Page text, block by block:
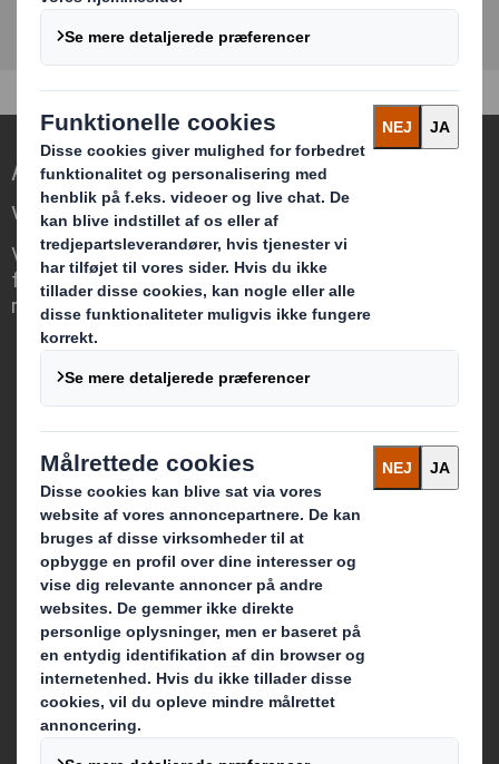
At gentænke emballage til en foranderlig
verden
Vi skiller os ud, fordi vi ser muligheden
for, at emballage kan spille en afgørende
rolle i verdenen omkring os.
Hvem vi er
Om os
Bæredygtighed
Medier
Karriere
Hvad vi laver
E-handelsemballage